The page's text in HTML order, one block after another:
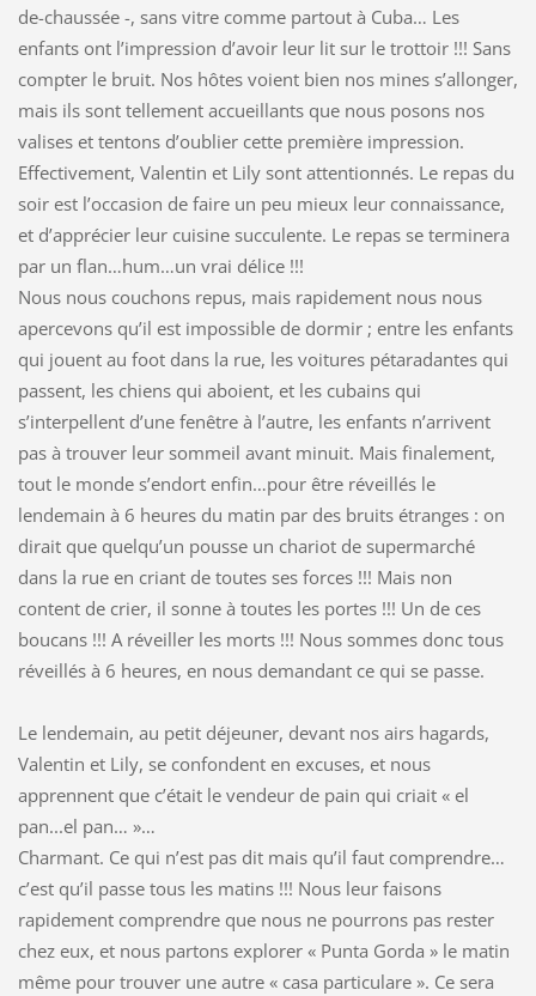
de-chaussée -, sans vitre comme partout à Cuba… Les
enfants ont l’impression d’avoir leur lit sur le trottoir !!! Sans
compter le bruit. Nos hôtes voient bien nos mines s’allonger,
mais ils sont tellement accueillants que nous posons nos
valises et tentons d’oublier cette première impression.
Effectivement, Valentin et Lily sont attentionnés. Le repas du
soir est l’occasion de faire un peu mieux leur connaissance,
et d’apprécier leur cuisine succulente. Le repas se terminera
par un flan…hum…un vrai délice !!!
Nous nous couchons repus, mais rapidement nous nous
apercevons qu’il est impossible de dormir ; entre les enfants
qui jouent au foot dans la rue, les voitures pétaradantes qui
passent, les chiens qui aboient, et les cubains qui
s’interpellent d’une fenêtre à l’autre, les enfants n’arrivent
pas à trouver leur sommeil avant minuit. Mais finalement,
tout le monde s’endort enfin…pour être réveillés le
lendemain à 6 heures du matin par des bruits étranges : on
dirait que quelqu’un pousse un chariot de supermarché
dans la rue en criant de toutes ses forces !!! Mais non
content de crier, il sonne à toutes les portes !!! Un de ces
boucans !!! A réveiller les morts !!! Nous sommes donc tous
réveillés à 6 heures, en nous demandant ce qui se passe.
Le lendemain, au petit déjeuner, devant nos airs hagards,
Valentin et Lily, se confondent en excuses, et nous
apprennent que c’était le vendeur de pain qui criait « el
pan...el pan… »…
Charmant. Ce qui n’est pas dit mais qu’il faut comprendre…
c’est qu’il passe tous les matins !!! Nous leur faisons
rapidement comprendre que nous ne pourrons pas rester
chez eux, et nous partons explorer « Punta Gorda » le matin
même pour trouver une autre « casa particulare ». Ce sera